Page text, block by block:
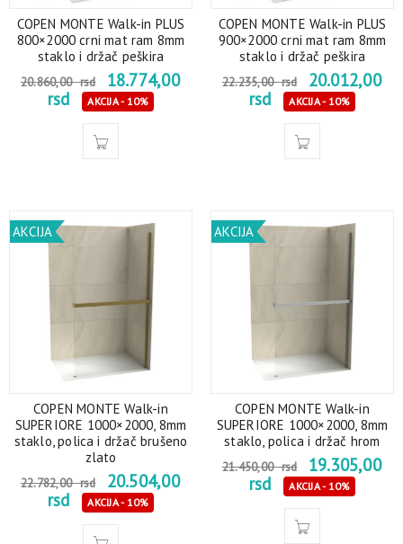
COPEN MONTE Walk-in PLUS
800×2000 crni mat ram 8mm
staklo i držač peškira
20.860,00rsd
18.774,00
rsd
AKCIJA - 10%
COPEN MONTE Walk-in PLUS
900×2000 crni mat ram 8mm
staklo i držač peškira
22.235,00rsd
20.012,00
rsd
AKCIJA - 10%
AKCIJA
COPEN MONTE Walk-in
SUPERIORE 1000×2000, 8mm
staklo, polica i držač brušeno
zlato
22.782,00rsd
20.504,00
rsd
AKCIJA - 10%
AKCIJA
COPEN MONTE Walk-in
SUPERIORE 1000×2000, 8mm
staklo, polica i držač hrom
21.450,00rsd
19.305,00
rsd
AKCIJA - 10%